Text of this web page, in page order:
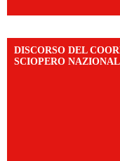
DISCORSO DEL
SCIOPERO